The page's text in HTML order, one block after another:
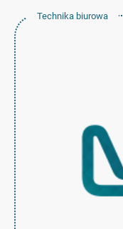
Technika biurowa